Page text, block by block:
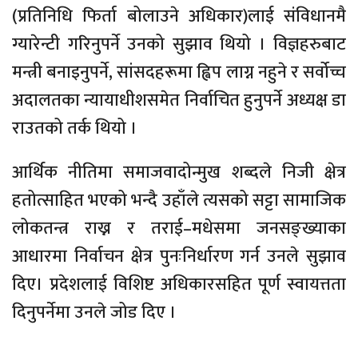
(प्रतिनिधि फिर्ता बोलाउने अधिकार)लाई संविधानमै
ग्यारेन्टी गरिनुपर्ने उनको सुझाव थियो । विज्ञहरुबाट
मन्त्री बनाइनुपर्ने, सांसदहरूमा ह्विप लाग्न नहुने र सर्वोच्च
अदालतका न्यायाधीशसमेत निर्वाचित हुनुपर्ने अध्यक्ष डा
राउतको तर्क थियो ।
आर्थिक नीतिमा समाजवादोन्मुख शब्दले निजी क्षेत्र
हतोत्साहित भएको भन्दै उहाँले त्यसको सट्टा सामाजिक
लोकतन्त्र राख्न र तराई–मधेसमा जनसङ्ख्याका
आधारमा निर्वाचन क्षेत्र पुनःनिर्धारण गर्न उनले सुझाव
दिए। प्रदेशलाई विशिष्ट अधिकारसहित पूर्ण स्वायत्तता
दिनुपर्नेमा उनले जोड दिए ।